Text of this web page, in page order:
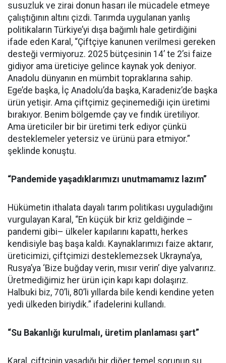
susuzluk ve zirai donun hasarı ile mücadele etmeye
çalıştığının altını çizdi. Tarımda uygulanan yanlış
politikaların Türkiye’yi dışa bağımlı hale getirdiğini
ifade eden Karal, “Çiftçiye kanunen verilmesi gereken
desteği vermiyoruz. 2025 bütçesinin 14’ te 2’si faize
gidiyor ama üreticiye gelince kaynak yok deniyor.
Anadolu dünyanın en mümbit topraklarına sahip.
Ege’de başka, İç Anadolu’da başka, Karadeniz’de başka
ürün yetişir. Ama çiftçimiz geçinemediği için üretimi
bırakıyor. Benim bölgemde çay ve fındık üretiliyor.
Ama üreticiler bir bir üretimi terk ediyor çünkü
desteklemeler yetersiz ve ürünü para etmiyor.”
şeklinde konuştu.
“Pandemide yaşadıklarımızı unutmamamız lazım”
Hükümetin ithalata dayalı tarım politikası uyguladığını
vurgulayan Karal, “En küçük bir kriz geldiğinde –
pandemi gibi– ülkeler kapılarını kapattı, herkes
kendisiyle baş başa kaldı. Kaynaklarımızı faize aktarır,
üreticimizi, çiftçimizi desteklemezsek Ukrayna’ya,
Rusya’ya ‘Bize buğday verin, mısır verin’ diye yalvarırız.
Üretmediğimiz her ürün için kapı kapı dolaşırız.
Halbuki biz, 70’li, 80’li yıllarda bile kendi kendine yeten
yedi ülkeden biriydik.” ifadelerini kullandı.
“Su Bakanlığı kurulmalı, üretim planlaması şart”